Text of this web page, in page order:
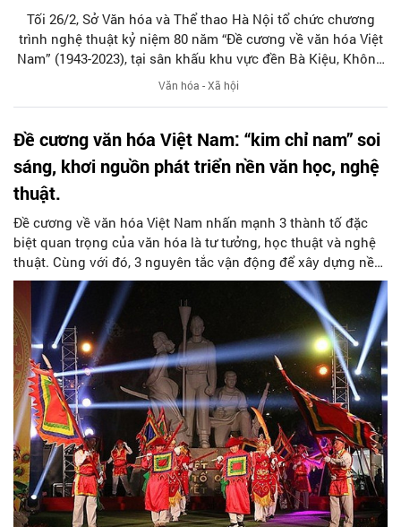
Tối 26/2, Sở Văn hóa và Thể thao Hà Nội tổ chức chương
trình nghệ thuật kỷ niệm 80 năm “Đề cương về văn hóa Việt
Nam” (1943-2023), tại sân khấu khu vực đền Bà Kiệu, Không
gian đi bộ khu vực hồ Hoàn Kiếm và phụ cận.
Văn hóa - Xã hội
Đề cương văn hóa Việt Nam: “kim chỉ nam” soi
sáng, khơi nguồn phát triển nền văn học, nghệ
thuật.
Đề cương về văn hóa Việt Nam nhấn mạnh 3 thành tố đặc
biệt quan trọng của văn hóa là tư tưởng, học thuật và nghệ
thuật. Cùng với đó, 3 nguyên tắc vận động để xây dựng nền
văn hóa mới là dân tộc, khoa học, đại chúng. Trong dòng
chảy đó, văn học, nghệ thuật Thủ đô cũng có những bước đi
đầy tự hào, gặt hái được nhiều thành quả.